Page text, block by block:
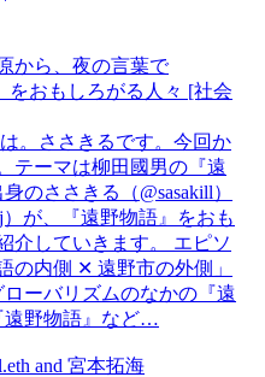
から、夜の言葉で
をおもしろがる人々 [社会
。ささきるです。今回か
テーマは柳田國男の『遠
のささきる（@sasakill）
が、『遠野物語』をおも
介していきます。 エピソ
の内側 ✕ 遠野市の外側」
ーバリズムのなかの『遠
遠野物語』など…
and 宮本拓海